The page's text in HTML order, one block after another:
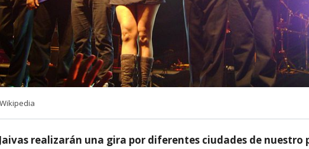
realizarán una gira por diferentes ciudades de nuestro